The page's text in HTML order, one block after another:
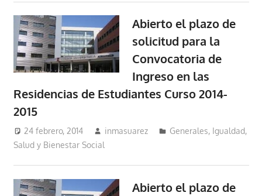
Abierto el plazo de
solicitud para la
Convocatoria de
Ingreso en las
Residencias de Estudiantes Curso 2014-
2015
24 febrero, 2014 inmasuarez Generales, Igualdad,
Salud y Bienestar Social
Abierto el plazo de